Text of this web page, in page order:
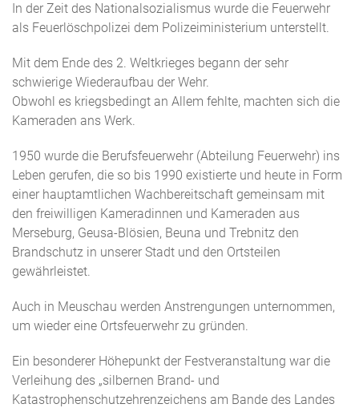
In der Zeit des Nationalsozialismus wurde die Feuerwehr
als Feuerlöschpolizei dem Polizeiministerium unterstellt.
Mit dem Ende des 2. Weltkrieges begann der sehr
schwierige Wiederaufbau der Wehr.
Obwohl es kriegsbedingt an Allem fehlte, machten sich die
Kameraden ans Werk.
1950 wurde die Berufsfeuerwehr (Abteilung Feuerwehr) ins
Leben gerufen, die so bis 1990 existierte und heute in Form
einer hauptamtlichen Wachbereitschaft gemeinsam mit
den freiwilligen Kameradinnen und Kameraden aus
Merseburg, Geusa-Blösien, Beuna und Trebnitz den
Brandschutz in unserer Stadt und den Ortsteilen
gewährleistet.
Auch in Meuschau werden Anstrengungen unternommen,
um wieder eine Ortsfeuerwehr zu gründen.
Ein besonderer Höhepunkt der Festveranstaltung war die
Verleihung des „silbernen Brand- und
Katastrophenschutzehrenzeichens am Bande des Landes